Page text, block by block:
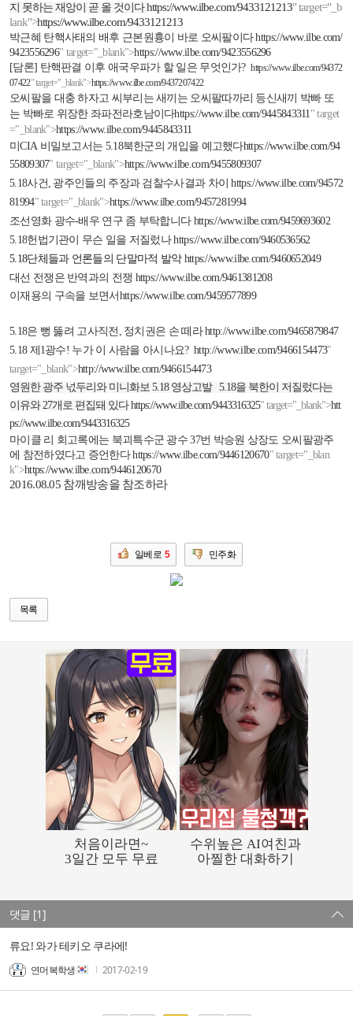
지 못하는 재앙이 곧 올 것이다 https://www.ilbe.com/9433121213" target="_b
lank">https://www.ilbe.com/9433121213
박근혜 탄핵사태의 배후 근본원흉이 바로 오씨팔이다 https://www.ilbe.com/
9423556296" target="_blank">https://www.ilbe.com/9423556296
[담론] 탄핵판결 이후 애국우파가 할 일은 무엇인가?https://www.ilbe.com/94372
07422" target="_blank">https://www.ilbe.com/9437207422
오씨팔을 대충 하자고 씨부리는 새끼는 오씨팔따까리 등신새끼 박빠 또
는 박빠로 위장한 좌파전라호남이다https://www.ilbe.com/9445843311" target
="_blank">https://www.ilbe.com/9445843311
미CIA 비밀보고서는 5.18북한군의 개입을 예고했다https://www.ilbe.com/94
55809307" target="_blank">https://www.ilbe.com/9455809307
5.18사건, 광주인들의 주장과 검찰수사결과 차이 https://www.ilbe.com/94572
81994" target="_blank">https://www.ilbe.com/9457281994
조선영화 광수-배우 연구 좀 부탁합니다 https://www.ilbe.com/9459693602
5.18헌법기관이 무슨 일을 저질렀나 https://www.ilbe.com/9460536562
5.18단체들과 언론들의 단말마적 발악 https://www.ilbe.com/9460652049
대선 전쟁은 반역과의 전쟁 https://www.ilbe.com/9461381208
이재용의 구속을 보면서 https://www.ilbe.com/9459577899
5.18은 뻥 뚫려 고사직전 , 정치권은 손 떼라 http://www.ilbe.com/9465879847
5.18 제 1광수! 누가 이 사람을 아시나요? http://www.ilbe.com/9466154473"
target="_blank">http://www.ilbe.com/9466154473
영원한 광주 넋두리와 미니화보 5.18 영상고발5.18을 북한이 저질렀다는
이유와27개로 편집돼 있다 https://www.ilbe.com/9443316325" target="_blank">htt
ps://www.ilbe.com/9443316325
마이클 리 회고록에는 북괴특수군 광수 37번 박승원 상장도 오씨팔광주
에 참전하였다고 증언한다 https://www.ilbe.com/9446120670" target="_blan
k">https://www.ilbe.com/9446120670
2016.08.05 참깨방송을 참조하라
일베로 5 민주화
목록
댓글 [1]
류요! 와가 테키오 쿠라에!
연머복학생 2017-02-19